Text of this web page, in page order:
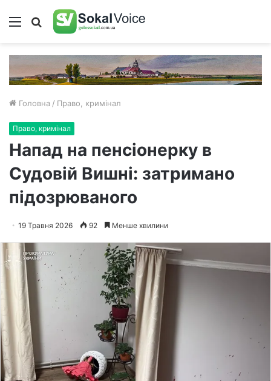
Меню Пошук
Головна / Право, кримінал
Право, кримінал
Напад на пенсіонерку в
Судовій Вишні: затримано
підозрюваного
19 Травня 2026 92 Менше хвилини